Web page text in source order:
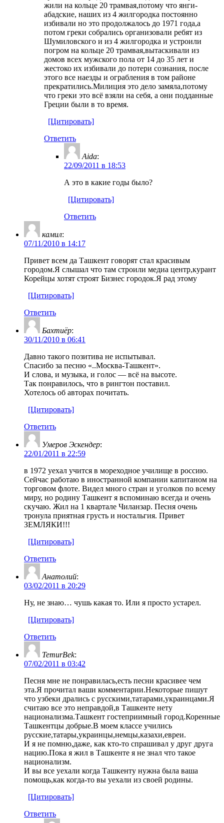
жили на кольце 20 трамвая,потому что янги-
абадские, наших из 4 жилгородка постоянно
избивали но это продолжалось до 1971 года,а
потом греки собрались организовали ребят из
Шумиловского и из 4 жилгородка и устроили
погром на кольце 20 трамвая,вытаскивали из
домов всех мужского пола от 14 до 35 лет и
жестоко их избивали до потери сознания, после
этого все наезды и ограбления в том районе
прекратились.Милиция это дело замяла,потому
что греки это всё взяли на себя, а они подданные
Греции были в то время.
[Цитировать]
Ответить
Aida:
22/09/2011 в 18:53
А это в какие годы было?
[Цитировать]
Ответить
камил:
07/11/2010 в 14:17
Привет всем да Ташкент говорят стал красивым
городом.Я слышал что там строили медиа центр,курант
Корейцы хотят строят Бизнес городок.Я рад этому
[Цитировать]
Ответить
Бахтиёр:
30/11/2010 в 06:41
Давно такого позитива не испытывал.
Спасибо за песню «..Москва-Ташкент».
И слова, и музыка, и голос — всё на высоте.
Так понравилось, что в рингтон поставил.
Хотелось об авторах почитать.
[Цитировать]
Ответить
Умеров Эскендер:
22/01/2011 в 22:59
в 1972 уехал учится в мореходное училище в россию.
Сейчас работаю в иностранной компании капитаном на
торговом флоте. Видел много стран и уголков по всему
миру, но родину Ташкент я вспоминаю всегда и очень
скучаю. Жил на 1 квартале Чиланзар. Песня очень
тронула приятная грусть и ностальгия. Привет
ЗЕМЛЯКИ!!!
[Цитировать]
Ответить
Анатолий:
03/02/2011 в 20:29
Ну, не знаю… чушь какая то. Или я просто устарел.
[Цитировать]
Ответить
TemurBek:
07/02/2011 в 03:42
Песня мне не понравилась,есть песни красивее чем
эта.Я прочитал ваши комментарии.Некоторые пишут
что узбеки дрались с русскими,татарами,украинцами.Я
считаю все это неправдой,в Ташкенте нету
национализма.Ташкент гостеприимный город.Коренные
Ташкентцы добрые.В моем классе учились
русские,татары,украинцы,немцы,казахи,евреи.
И я не помню,даже, как кто-то спрашивал у друг друга
нацию.Пока я жил в Ташкенте я не знал что такое
национализм.
И вы все уехали когда Ташкенту нужна была ваша
помощь,как когда-то вы уехали из своей родины.
[Цитировать]
Ответить